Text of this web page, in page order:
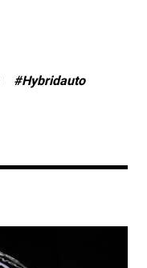
#Hybridauto